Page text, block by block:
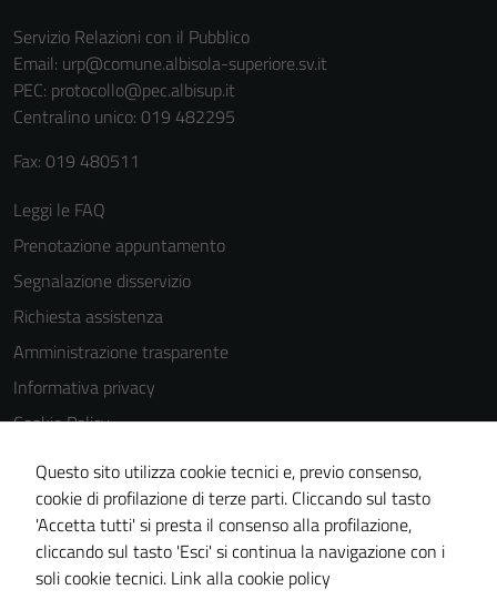
Servizio Relazioni con il Pubblico
Email: urp@comune.albisola-superiore.sv.it
PEC: protocollo@pec.albisup.it
Centralino unico: 019 482295
Fax: 019 480511
Leggi le FAQ
Prenotazione appuntamento
Segnalazione disservizio
Richiesta assistenza
Amministrazione trasparente
Informativa privacy
Cookie Policy
Note legali
Dichiarazione di accessibilità
Piano di miglioramento del sito
Statistiche sito web
Questo sito utilizza cookie tecnici e, previo consenso,
cookie di profilazione di terze parti. Cliccando sul tasto
'Accetta tutti' si presta il consenso alla profilazione,
cliccando sul tasto 'Esci' si continua la navigazione con i
soli cookie tecnici. Link alla cookie policy